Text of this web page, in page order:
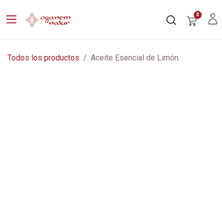
0
Todos los productos Aceite Esencial de Limón